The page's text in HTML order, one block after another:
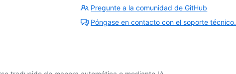
Pregunte a la comunidad de GitHub
Póngase en contacto con el soporte técnico.